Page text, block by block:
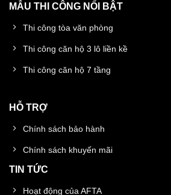
MẪU THI CÔNG NỔI BẬT
Thi công tòa văn phòng
Thi công căn hộ 3 lô liền kề
Thi công căn hộ 7 tầng
HỖ TRỢ
Chính sách bảo hành
Chính sách khuyến mãi
TIN TỨC
Hoạt động của AFTA